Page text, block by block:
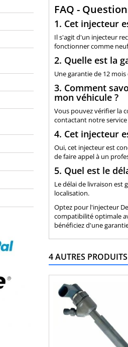
FAQ -
1. Cet injecteur
Il s'agit d'un injecteur
fonctionner comme
2. Quelle est la
Une garantie de 12
3. Comment
mon véhicule ?
Vous pouvez vérifier la
contactant notre
4. Cet injecteur
Oui, cet injecteur est
de faire appel à un
5. Quel est le
Le délai de livraison est
localisation.
Optez pour l'injecteur
compatibilité optimale
bénéficiez d'une
4 AUTRES